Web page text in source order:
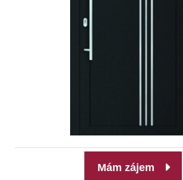
Mám zájem